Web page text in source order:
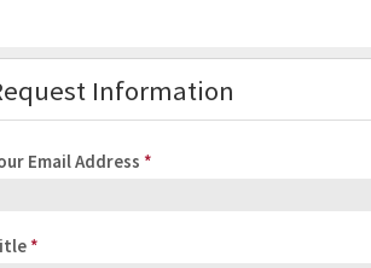
Information
Email Address *
*